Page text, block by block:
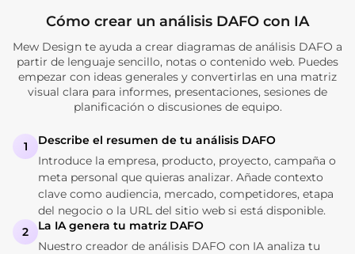
Cómo crear un análisis DAFO con IA
Mew Design te ayuda a crear diagramas de análisis DAFO a
partir de lenguaje sencillo, notas o contenido web. Puedes
empezar con ideas generales y convertirlas en una matriz
visual clara para informes, presentaciones, sesiones de
planificación o discusiones de equipo.
1
Describe el resumen de tu análisis DAFO
Introduce la empresa, producto, proyecto, campaña o
meta personal que quieras analizar. Añade contexto
clave como audiencia, mercado, competidores, etapa
del negocio o la URL del sitio web si está disponible.
2
La IA genera tu matriz DAFO
Nuestro creador de análisis DAFO con IA analiza tu